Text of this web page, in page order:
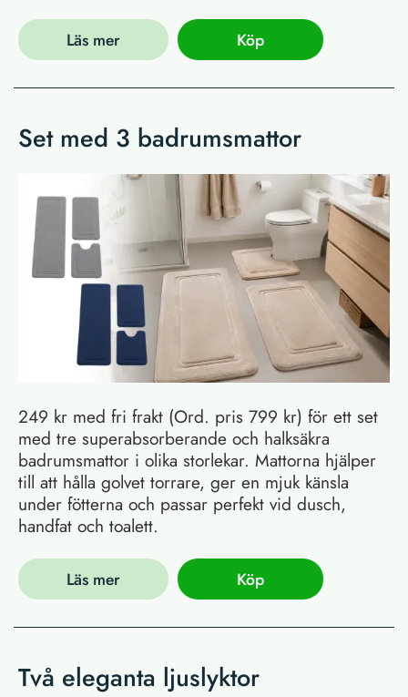
Läs mer Köp
Set med 3 badrumsmattor
249 kr med fri frakt (Ord. pris 799 kr) för ett set
med tre superabsorberande och halksäkra
badrumsmattor i olika storlekar. Mattorna hjälper
till att hålla golvet torrare, ger en mjuk känsla
under fötterna och passar perfekt vid dusch,
handfat och toalett.
Läs mer Köp
Två eleganta ljuslyktor